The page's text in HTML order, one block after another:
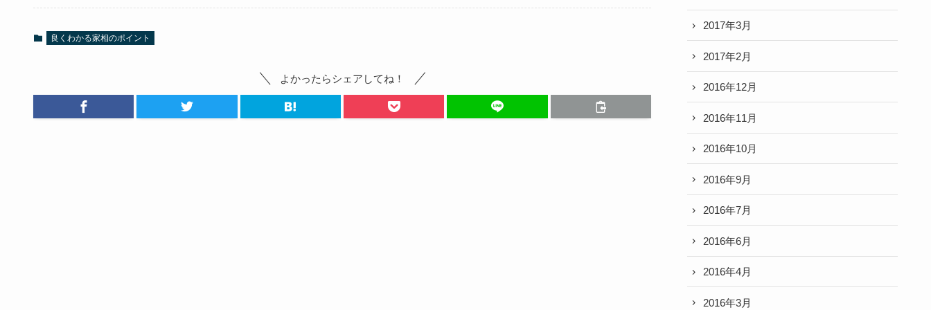
良くわかる家相のポイント
よかったらシェアしてね！
2017年3月
2017年2月
2016年12月
2016年11月
2016年10月
2016年9月
2016年7月
2016年6月
2016年4月
2016年3月